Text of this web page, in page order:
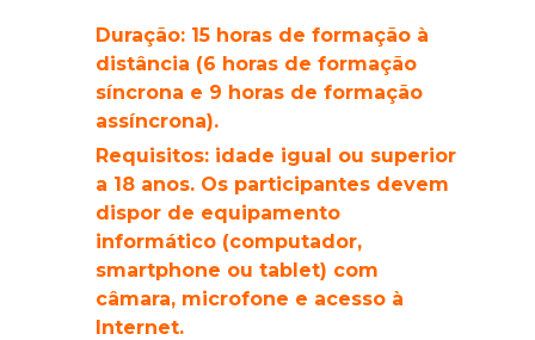
Duração: 15 horas de formação à
distância (6 horas de formação
síncrona e 9 horas de formação
assíncrona).
Requisitos: idade igual ou superior
a 18 anos. Os participantes devem
dispor de equipamento
informático (computador,
smartphone ou tablet) com
câmara, microfone e acesso à
Internet.